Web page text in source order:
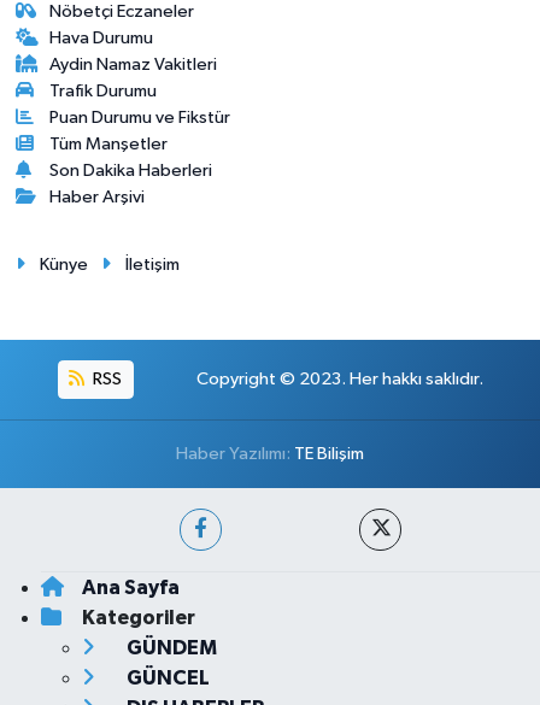
Nöbetçi Eczaneler
Hava Durumu
Aydin Namaz Vakitleri
Trafik Durumu
Puan Durumu ve Fikstür
Tüm Manşetler
Son Dakika Haberleri
Haber Arşivi
Künye İletişim
RSS Copyright © 2023. Her hakkı saklıdır.
Haber Yazılımı: TE Bilişim
Ana Sayfa
Kategoriler
GÜNDEM
GÜNCEL